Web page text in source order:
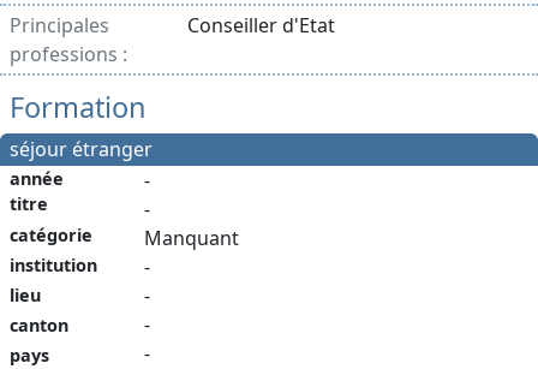
Principales
professions :
Conseiller d'Etat
Formation
séjour étranger
année
titre
catégorie
institution
lieu
canton
pays
-
-
Manquant
-
-
-
-